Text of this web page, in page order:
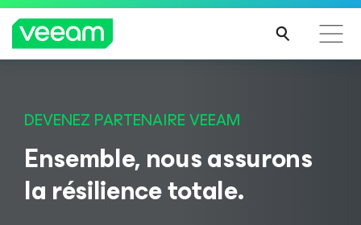
impactés par la mise à jour de CrowdStrike
LA
SUIT
DEVENEZ PARTENAIRE VEEAM
Ensemble, nous assurons
la résilience totale.